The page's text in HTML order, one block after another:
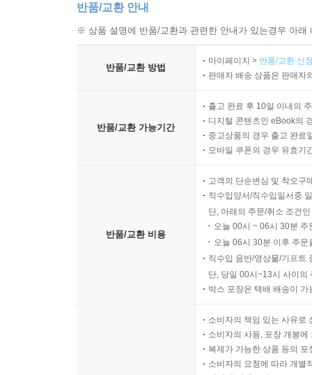
반품/교환 안내
※ 상품 설명에 반품/교환과 관련한 안내가 있는경우 아
반품/교환 방법
마이페이지 > 반품/교환 신
판매자 배송 상품은 판매자
반품/교환 가능기간
출고 완료 후 10일 이내의
디지털 콘텐츠인 eBook의
중고상품의 경우 출고 완료
모바일 쿠폰의 경우 유효기
반품/교환 비용
고객의 단순변심 및 착오구
직수입양서/직수입일서중
단, 아래의 주문/취소 조건
오늘 00시 ~ 06시 30분
오늘 06시 30분 이후 주
직수입 음반/영상물/기프트
단, 당일 00시~13시 사이의
박스 포장은 택배 배송이
소비자의 책임 있는 사유로
소비자의 사용, 포장 개봉
복제가 가능한 상품 등의
소비자의 요청에 따라 개별